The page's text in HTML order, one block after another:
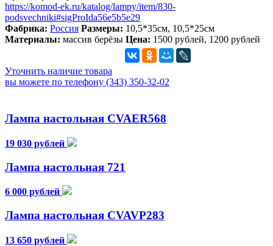
https://komod-ek.ru/katalog/lampy/item/830-
podsvechniki#sigProIda56e5b5e29
Фабрика: Россия Размеры: 10,5*35см, 10,5*25см
Материалы: массив берёзы Цена: 1500 рублей, 1200 рублей
Уточнить наличие товара
вы можете по телефону (343) 350-32-02
Лампа настольная CVAER568
19 030 рублей
Лампа настольная 721
6 000 рублей
Лампа настольная CVAVP283
13 650 рублей